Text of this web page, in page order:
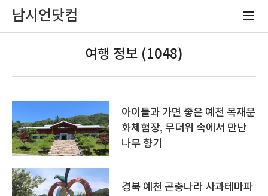
남시언닷컴
여행 정보 (1048)
아이들과 가면 좋은 예천 목재문
화체험장, 무더위 속에서 만난
나무 향기
경북 예천 곤충나라 사과테마파